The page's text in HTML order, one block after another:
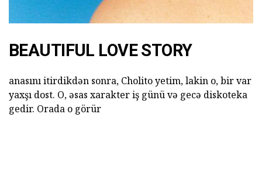
BEAUTIFUL LOVE STORY
anasını itirdikdən sonra, Cholito yetim, lakin o, bir var
yaxşı dost. O, əsas xarakter iş günü və gecə diskoteka
gedir. Orada o görür